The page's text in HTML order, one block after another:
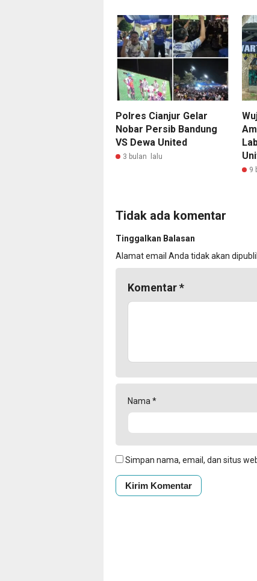
Polres Cianjur Gelar
Nobar Persib Bandung
VS Dewa United
3 bulan lalu
9
Tidak ada komentar
Tinggalkan Balasan
Alamat email Anda tidak akan
Komentar*
Nama*
Simpan nama, email, dan situs